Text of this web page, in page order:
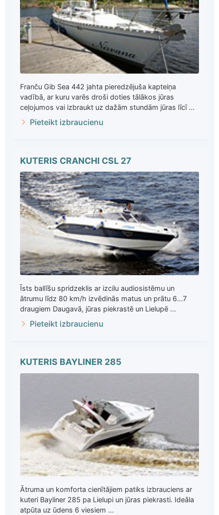
Franču Gib Sea 442 jahta pieredzējuša kapteiņa
vadībā, ar kuru varēs droši doties tālākos jūras
ceļojumos vai izbraukt uz dažām stundām jūras līcī ...
Pieteikt izbraucienu
KUTERIS CRANCHI CSL 27
Īsts ballīšu spridzeklis ar izcilu audiosistēmu un
ātrumu līdz 80 km/h izvēdinās matus un prātu 6...7
draugiem Daugavā, jūras piekrastē un Lielupē ...
Pieteikt izbraucienu
KUTERIS BAYLINER 285
Ātruma un komforta cienītājiem patiks izbrauciens ar
kuteri Bayliner 285 pa Lielupi un jūras piekrasti. Ideāla
atpūta uz ūdens 6 viesiem ...